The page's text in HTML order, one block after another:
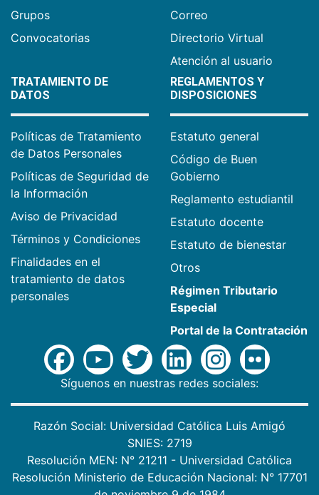
Grupos
Convocatorias
Correo
Directorio Virtual
Atención al usuario
TRATAMIENTO DE
DATOS
Políticas de Tratamiento
de Datos Personales
Políticas de Seguridad de
la Información
Aviso de Privacidad
Términos y Condiciones
Finalidades en el
tratamiento de datos
personales
REGLAMENTOS Y
DISPOSICIONES
Estatuto general
Código de Buen
Gobierno
Reglamento estudiantil
Estatuto docente
Estatuto de bienestar
Otros
Régimen Tributario
Especial
Portal de la Contratación
Síguenos en nuestras redes sociales:
Razón Social: Universidad Católica Luis Amigó
SNIES: 2719
Resolución MEN: N° 21211 - Universidad Católica
Resolución Ministerio de Educación Nacional: N° 17701